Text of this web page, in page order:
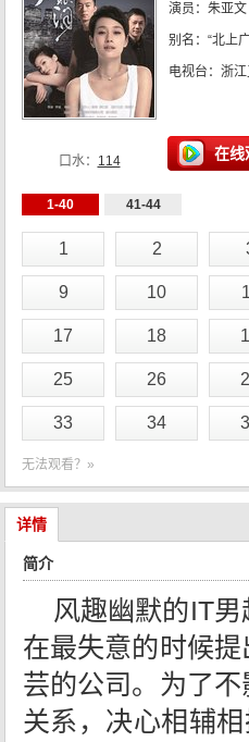
演员： 朱亚
别名： “北上
电视台： 浙
口水： 114 在线
1-40 41-44
1 2
9 10
17 18
25 26
33 34
无法观看？»
详情
简介
风趣幽默的IT
在最失意的时候
芸的公司。为了
关系，决心相辅